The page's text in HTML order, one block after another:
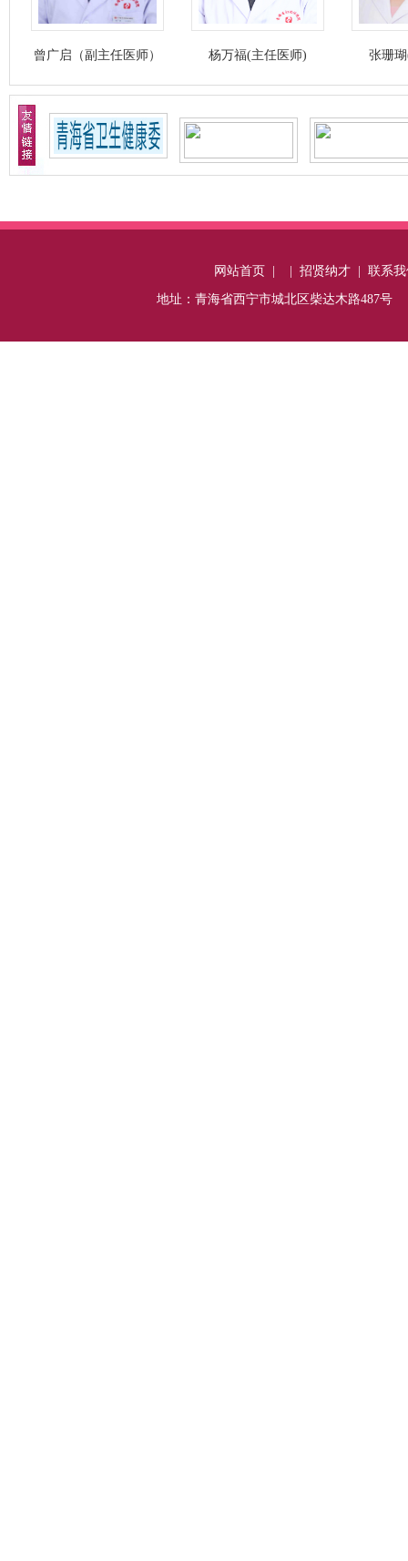
启（副主任医师） 杨万福(主任医师) 张珊瑚(主任医
网站首页 招贤纳才 联系
地址：青海省西宁市城北区柴达木路487